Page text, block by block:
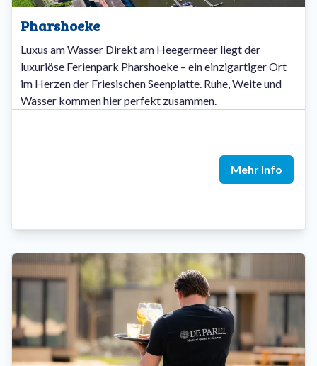
Pharshoeke
Luxus am Wasser Direkt am Heegermeer liegt der
luxuriöse Ferienpark Pharshoeke – ein einzigartiger Ort
im Herzen der Friesischen Seenplatte. Ruhe, Weite und
Wasser kommen hier perfekt zusammen.
Mehr Info